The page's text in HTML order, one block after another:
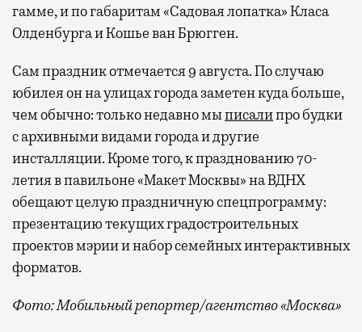
гамме, и по габаритам «Садовая лопатка» Класа
Олденбурга и Кошье ван Брюгген.
Сам праздник отмечается 9 августа. По случаю
юбилея он на улицах города заметен куда больше,
чем обычно: только недавно мыписалипро будки
с архивными видами города и другие
инсталляции. Кроме того, к празднованию 70-
летия в павильоне «Макет Москвы» на ВДНХ
обещают целую праздничную спецпрограмму:
презентацию текущих градостроительных
проектов мэрии и набор семейных интерактивных
форматов.
Фото: Мобильный репортер/агентство «Москва»